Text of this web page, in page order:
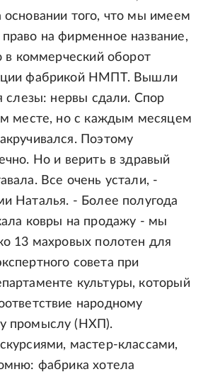
того, что мы имеем
на фирменное название,
в коммерческий оборот
фабрикой НМПТ. Вышли
слезы: нервы сдали. Спор
месте, но с каждым месяцем
Поэтому
Но и верить в здравый
Все очень устали, -
Наталья. - Более полугода
ковры на продажу - мы
13 махровых полотен для
совета при
культуры, который
народному
промыслу (НХП).
мастер-классами,
фабрика хотела